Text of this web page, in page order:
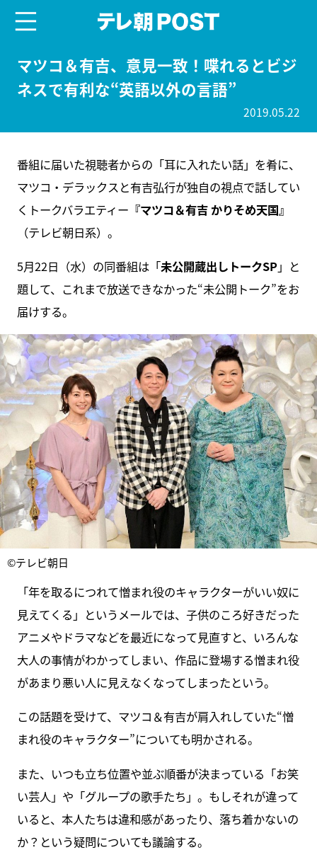
マツコ＆有吉、意見一致！喋れるとビジ
ネスで有利な“英語以外の言語”
2019.05.22
番組に届いた視聴者からの「耳に入れたい話」を肴に、
マツコ・デラックスと有吉弘行が独自の視点で話してい
くトークバラエティー 『マツコ＆有吉 かりそめ天国』
（テレビ朝日系）。
5月22日（水）の同番組は「未公開蔵出しトークSP」と
題して、これまで放送できなかった“未公開トーク”をお
届けする。
©テレビ朝日
「年を取るにつれて憎まれ役のキャラクターがいい奴に
見えてくる」というメールでは、子供のころ好きだった
アニメやドラマなどを最近になって見直すと、いろんな
大人の事情がわかってしまい、作品に登場する憎まれ役
があまり悪い人に見えなくなってしまったという。
この話題を受けて、マツコ＆有吉が肩入れしていた“憎
まれ役のキャラクター”についても明かされる。
また、いつも立ち位置や並ぶ順番が決まっている「お笑
い芸人」や「グループの歌手たち」。もしそれが違って
いると、本人たちは違和感があったり、落ち着かないの
か？という疑問についても議論する。